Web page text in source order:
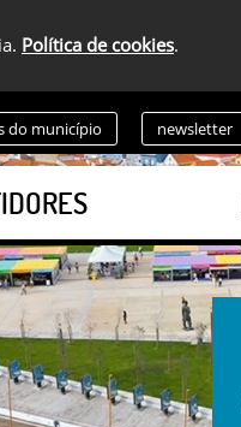
Política de cookies.
do município newsletter